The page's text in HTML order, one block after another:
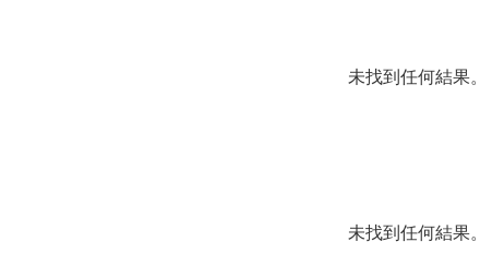
未找到任何結果。
未找到任何結果。